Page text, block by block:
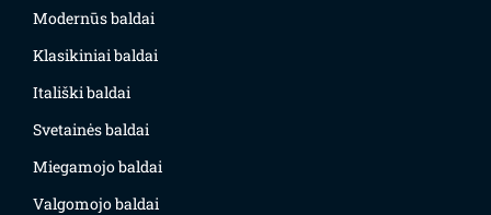
Modernūs baldai
Klasikiniai baldai
Itališki baldai
Svetainės baldai
Miegamojo baldai
Valgomojo baldai